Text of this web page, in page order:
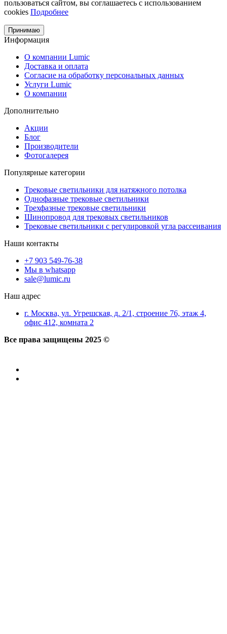
пользоваться сайтом, вы соглашаетесь с использованием
cookies Подробнее
Принимаю
Информация
О компании Lumic
Доставка и оплата
Согласие на обработку персональных данных
Услуги Lumic
О компании
Дополнительно
Акции
Блог
Производители
Фотогалерея
Популярные категории
Трековые светильники для натяжного потолка
Однофазные трековые светильники
Трехфазные трековые светильники
Шинопровод для трековых светильников
Трековые светильники с регулировкой угла рассеивания
Наши контакты
+7 903 549-76-38
Мы в whatsapp
sale@lumic.ru
Наш адрес
г. Москва, ул. Угрешская, д. 2/1, строение 76, этаж 4,
офис 412, комната 2
Все права защищены 2025 ©